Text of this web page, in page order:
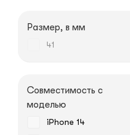
Размер, в мм
41
Совместимость с
моделью
iPhone 14